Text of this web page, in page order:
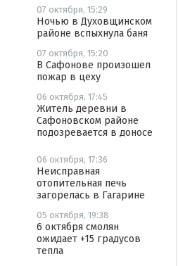
07 октября, 15:29
Ночью в Духовщинском
районе вспыхнула баня
07 октября, 15:20
В Сафонове произошел
пожар в цеху
06 октября, 17:45
Житель деревни в
Сафоновском районе
подозревается в доносе
06 октября, 17:36
Неисправная
отопительная печь
загорелась в Гагарине
05 октября, 19:38
6 октября смолян
ожидает +15 градусов
тепла